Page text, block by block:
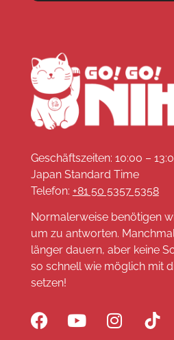
Geschäftszeiten: 10:00 –
Japan Standard Time
Telefon: +81 50 5357 5358
Normalerweise benötigen
um zu antworten.
länger dauern, aber keine
so schnell wie möglich mit
setzen!